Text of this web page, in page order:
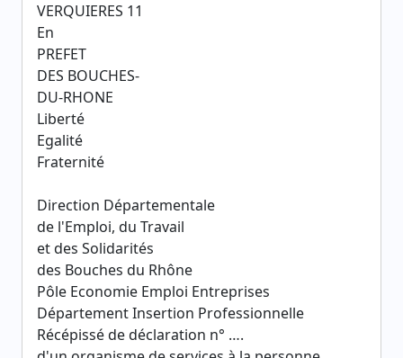
VERQUIERES 11
En
PREFET
DES BOUCHES-
DU-RHONE
Liberté
Egalité
Fraternité
Direction Départementale
de l'Emploi, du Travail
et des Solidarités
des Bouches du Rhône
Pôle Economie Emploi Entreprises
Département Insertion Professionnelle
Récépissé de déclaration n° ….